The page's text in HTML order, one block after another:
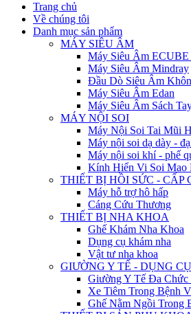
Trang chủ
Về chúng tôi
Danh mục sản phẩm
MÁY SIÊU ÂM
Máy Siêu Âm ECUBE
Máy Siêu Âm Mindray
Đầu Dò Siêu Âm
Máy Siêu Âm Edan
Máy Siêu Âm Sách
MÁY NỘI SOI
Máy Nội Soi Tai Mũi
Máy nội soi dạ dày -
Máy nội soi khí - phế
Kính Hiển Vi Soi Mao
THIẾT BỊ HỒI SỨC - CẤP
Máy hỗ trợ hô hấp
Cáng Cứu Thương
THIẾT BỊ NHA KHOA
Ghế Khám Nha Khoa
Dụng cụ khám nha
Vật tư nha khoa
GIƯỜNG Y TẾ - DỤNG
Giường Y Tế Đa Chức
Xe Tiêm Trong Bệnh
Ghế Nằm Ngồi Trong